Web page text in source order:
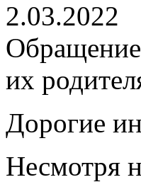
2.03.2022
их
Дорогие
Несмотря